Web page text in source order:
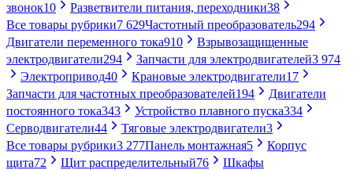
звонок10 Разветвители питания, переходники38
Все товары рубрики7 629Частотный преобразователь294
Двигатели переменного тока910
Взрывозащищенные
электродвигатели294 Запчасти для электродвигателей3 974
Электропривод40 Крановые электродвигатели17
Запчасти для частотных преобразователей194
Двигатели
постоянного тока343 Устройство плавного пуска334
Серводвигатели44 Тяговые электродвигатели3
Все товары рубрики3 277Панель монтажная5
Корпус
щита72 Щит распределительный76
Шкафы